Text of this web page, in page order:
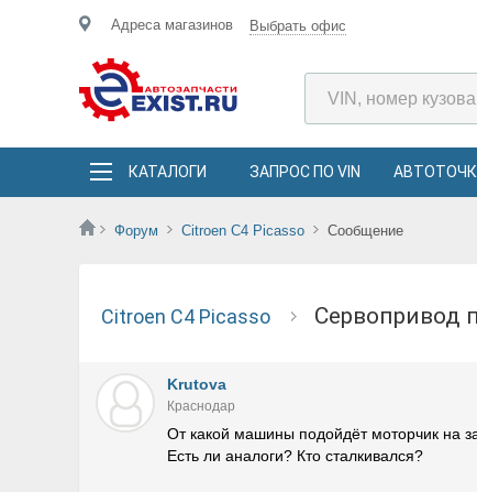
Адреса магазинов Выбрать офис
КАТАЛОГИ ЗАПРОС ПО VIN
Форум Citroen C4 Picasso Сообщение
Citroen C4 Picasso Сервопривод
Krutova
Краснодар
От какой машины подойдёт моторчик на
Есть ли аналоги? Кто сталкивался?